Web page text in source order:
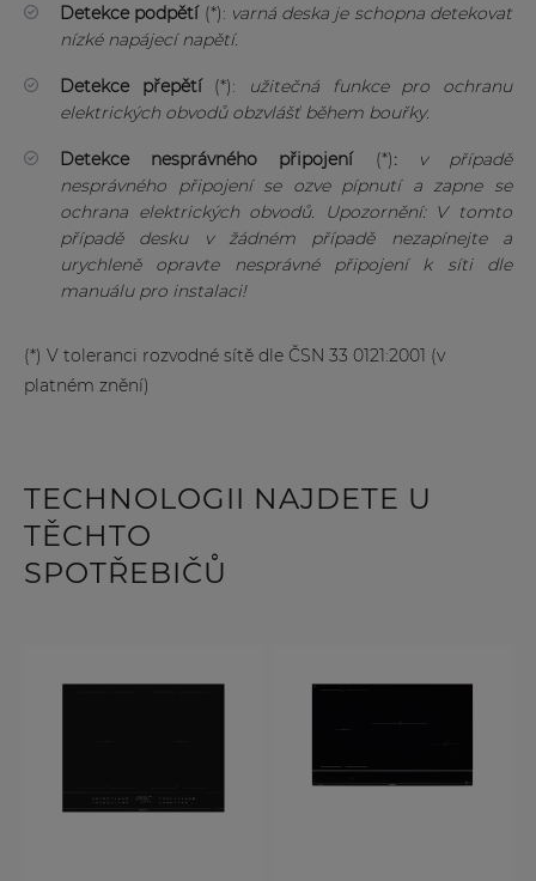
Detekce podpětí(*): varná deska je schopna detekovat
nízké napájecí napětí.
Detekce přepětí (*):
užitečná funkce pro ochranu
elektrických obvodů obzvlášť během bouřky.
Detekce nesprávného připojení(*):
v případě
nesprávného připojení se ozve pípnutí a zapne se
ochrana elektrických obvodů. Upozornění: V tomto
případě desku v žádném případě nezapínejte a
urychleně opravte nesprávné připojení k síti dle
manuálu pro instalaci!
(*) V toleranci rozvodné sítě dle ČSN 33 0121:2001 (v
platném znění)
TECHNOLOGII NAJDETE U
TĚCHTO
SPOTŘEBIČŮ